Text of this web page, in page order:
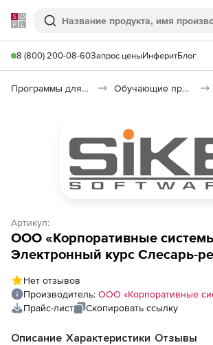
Softline
Поиск
8 (800) 200-08-60Запрос ценыИнферитБлог
Программы для образования и науки Обучающие программы
Артикул:
ООО «Корпоративные
Электронный курс Слесарь-
восстановления и повышения
долговечности деталей и
Нет отзывов
Производитель: ООО «Корпоративные
Прайс-лист
Скопировать ссылку
Описание Характеристики Отзывы